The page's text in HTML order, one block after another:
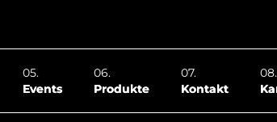
Events Produkte Kontakt